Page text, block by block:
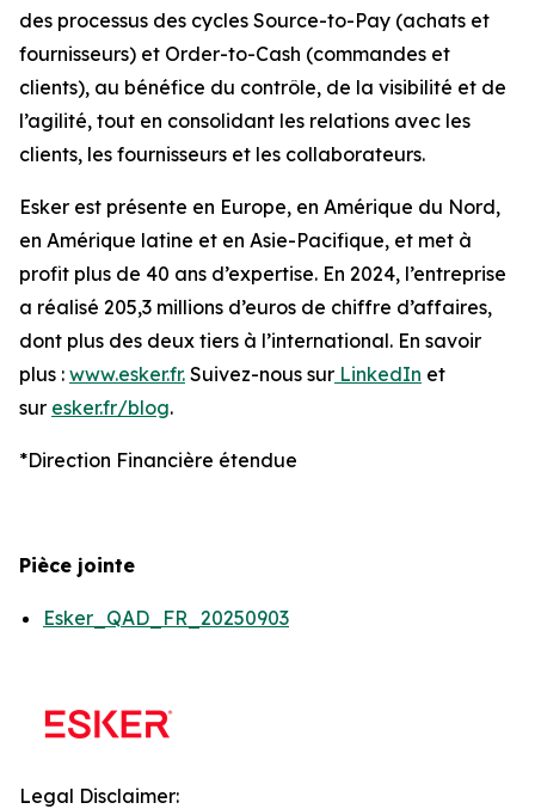
des processus des cycles Source-to-Pay (achats et
fournisseurs) et Order-to-Cash (commandes et
clients), au bénéfice du contrôle, de la visibilité et de
l’agilité, tout en consolidant les relations avec les
clients, les fournisseurs et les collaborateurs.
Esker est présente en Europe, en Amérique du Nord,
en Amérique latine et en Asie-Pacifique, et met à
profit plus de 40 ans d’expertise. En 2024, l’entreprise
a réalisé 205,3 millions d’euros de chiffre d’affaires,
dont plus des deux tiers à l’international. En savoir
plus : www.esker.fr. Suivez-nous sur LinkedIn et
sur esker.fr/blog.
*Direction Financière étendue
Pièce jointe
Esker_QAD_FR_20250903
Legal Disclaimer: